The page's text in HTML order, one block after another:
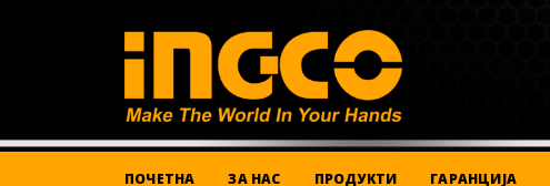
ПОЧЕТНА ЗА НАС ПРОДУКТИ ГАРАНЦИЈА